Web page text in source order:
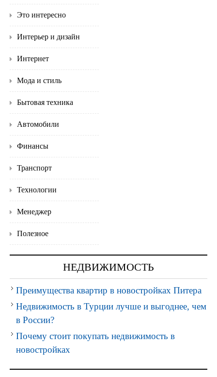
Это интересно
Интерьер и дизайн
Интернет
Мода и стиль
Бытовая техника
Автомобили
Финансы
Транспорт
Технологии
Менеджер
Полезное
НЕДВИЖИМОСТЬ
Преимущества квартир в новостройках Питера
Недвижимость в Турции лучше и выгоднее, чем
в России?
Почему стоит покупать недвижимость в
новостройках